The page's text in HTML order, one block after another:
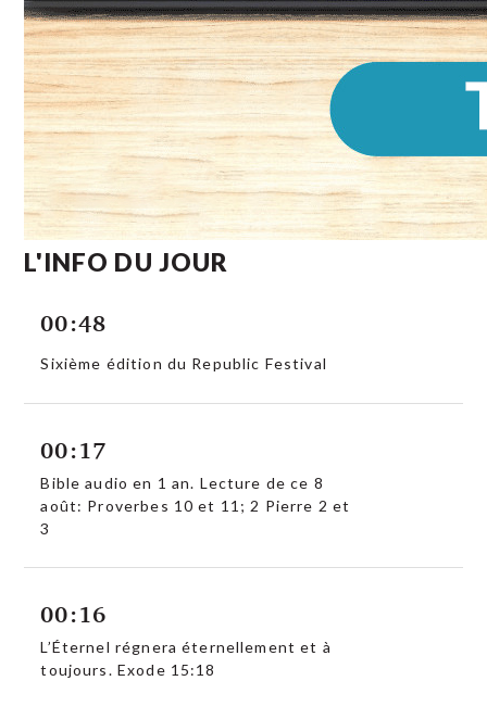
L'INFO DU JOUR
00:48
Sixième édition du Republic Festival
00:17
Bible audio en 1 an. Lecture de ce 8
août: Proverbes 10 et 11; 2 Pierre 2 et
3
00:16
L’Éternel régnera éternellement et à
toujours. Exode 15:18